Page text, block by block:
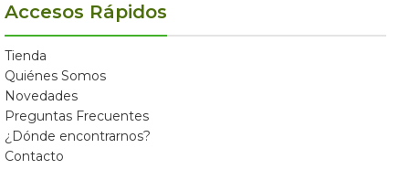
Accesos Rápidos
Tienda
Quiénes Somos
Novedades
Preguntas Frecuentes
¿Dónde encontrarnos?
Contacto